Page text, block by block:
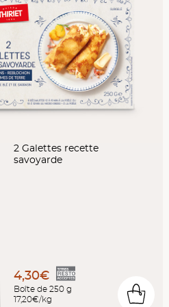
2 Galettes recette
savoyarde
4,30€
Boîte de 250 g
17,20€/kg
0